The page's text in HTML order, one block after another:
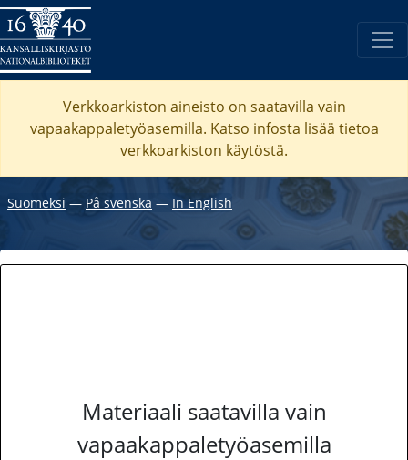
Verkkoarkiston aineisto on saatavilla vain
vapaakappaletyöasemilla. Katso infosta lisää tietoa
verkkoarkiston käytöstä.
Suomeksi ― På svenska ― In English
Materiaali saatavilla vain
vapaakappaletyöasemilla